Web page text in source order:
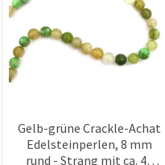
Gelb-grüne Crackle-Achat
Edelsteinperlen, 8 mm
rund - Strang mit ca. 48